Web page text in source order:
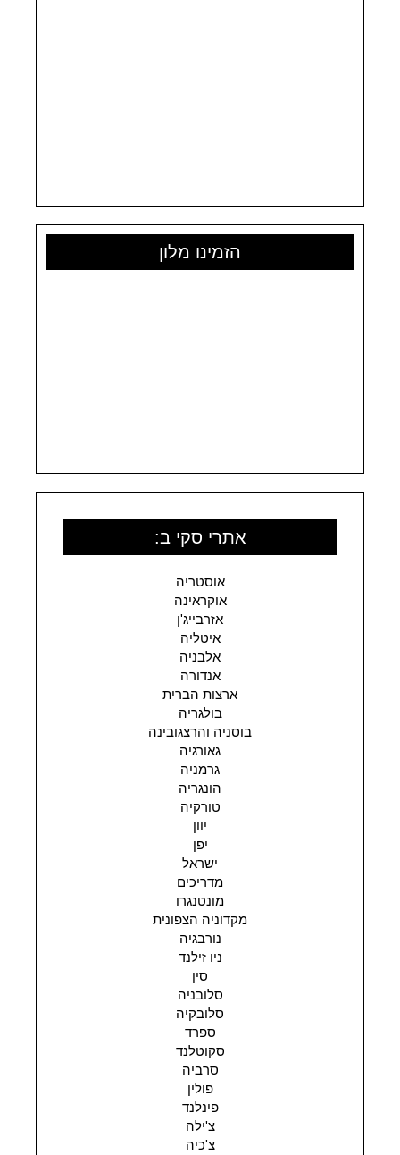
הזמינו מלון
אתרי סקי ב:
אוסטריה
אוקראינה
אזרבייג'ן
איטליה
אלבניה
אנדורה
ארצות הברית
בולגריה
בוסניה והרצגובינה
גאורגיה
גרמניה
הונגריה
טורקיה
יוון
יפן
ישראל
מדריכים
מונטנגרו
מקדוניה הצפונית
נורבגיה
ניו זילנד
סין
סלובניה
סלובקיה
ספרד
סקוטלנד
סרביה
פולין
פינלנד
צ'ילה
צ'כיה